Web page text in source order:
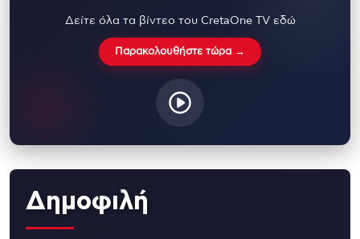
Δείτε όλα τα βίντεο του CretaOne TV εδώ
Παρακολουθήστε τώρα →
Δημοφιλή